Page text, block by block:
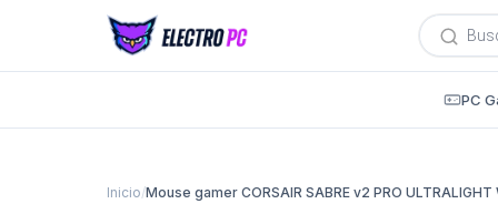
de
PC
Inicio/Mouse gamer CORSAIR SABRE v2 PRO